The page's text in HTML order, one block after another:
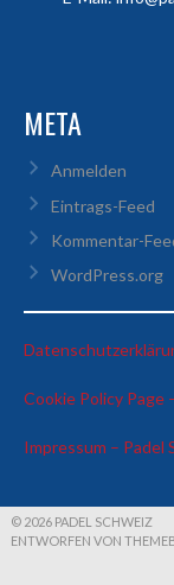
META
Anmelden
Eintrags-Feed
Kommentar-
WordPress.org
Cookie Policy Page
Impressum – Padel
© 2026 PADEL SCHWEIZ
ENTWORFEN VON